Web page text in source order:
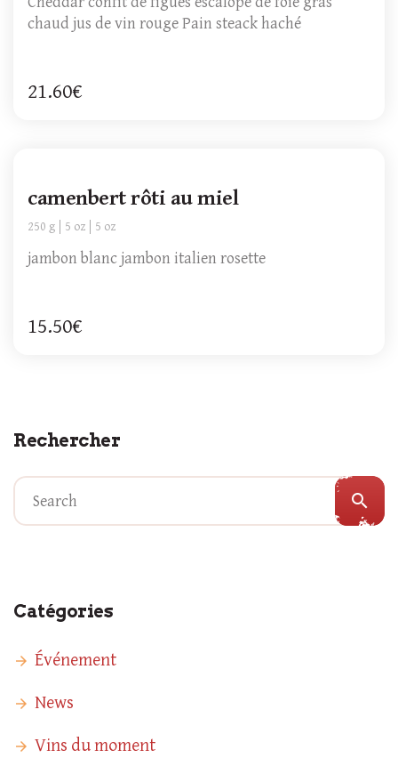
chaud jus de vin rouge Pain steack haché
21.60€
camenbert rôti au miel
250 g 5 oz 5 oz
jambon blanc jambon italien rosette
15.50€
Rechercher
search
Catégories
Événement
News
Vins du moment